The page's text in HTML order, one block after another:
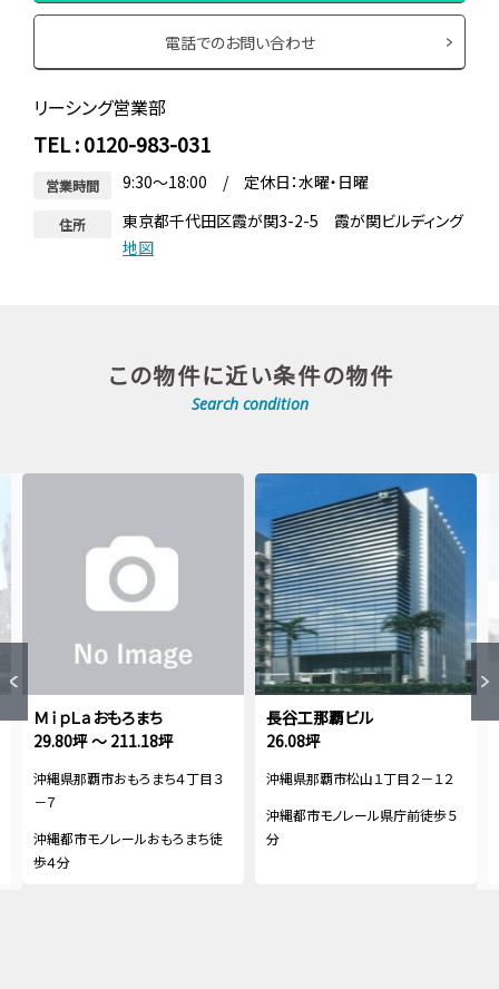
電話でのお問い合わせ
リーシング営業部
TEL : 0120-983-031
営業時間 9:30～18:00 / 定休日：水曜・日曜
住所
東京都千代田区霞が関3-2-5 霞が関ビルディング
地図
この物件に近い条件の物件
Search condition
ＭｉｐＬａおもろまち
29.80坪 ～ 211.18坪
沖縄県那覇市おもろまち４丁目３
－７
沖縄都市モノレールおもろまち徒
歩４分
長谷工那覇ビル
26.08坪
沖縄県那覇市松山１丁目２－１２
沖縄都市モノレール県庁前徒歩５
分